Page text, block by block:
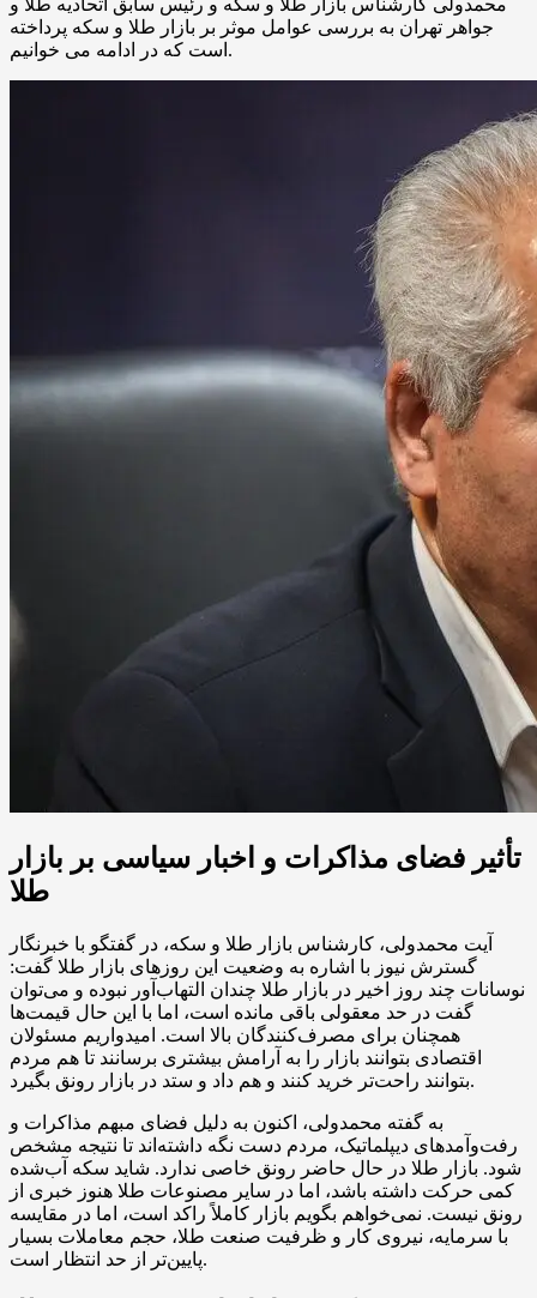
جواهر تهران به بررسی عوامل موثر بر بازار طلا و سکه پرداخته
است که در ادامه می خوانیم.
تأثیر فضای مذاکرات و اخبار سیاسی بر بازار
طلا
آیت محمدولی، کارشناس بازار طلا و سکه، در گفتگو با خبرنگار
گسترش نیوز با اشاره به وضعیت این روزهای بازار طلا گفت:
نوسانات چند روز اخیر در بازار طلا چندان التهاب‌آور نبوده و می‌توان
گفت در حد معقولی باقی مانده است، اما با این حال قیمت‌ها
همچنان برای مصرف‌کنندگان بالا است. امیدواریم مسئولان
اقتصادی بتوانند بازار را به آرامش بیشتری برسانند تا هم مردم
بتوانند راحت‌تر خرید کنند و هم داد و ستد در بازار رونق بگیرد.
به گفته محمدولی، اکنون به دلیل فضای مبهم مذاکرات و
رفت‌وآمدهای دیپلماتیک، مردم دست نگه داشته‌اند تا نتیجه مشخص
شود. بازار طلا در حال حاضر رونق خاصی ندارد. شاید سکه آب‌شده
کمی حرکت داشته باشد، اما در سایر مصنوعات طلا هنوز خبری از
رونق نیست. نمی‌خواهم بگویم بازار کاملاً راکد است، اما در مقایسه
با سرمایه، نیروی کار و ظرفیت صنعت طلا، حجم معاملات بسیار
پایین‌تر از حد انتظار است.